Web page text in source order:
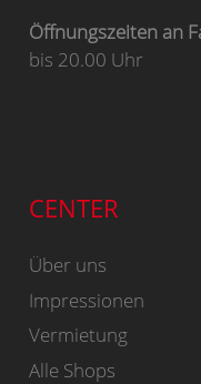
Öffnungszeiten an
bis 20.00 Uhr
CENTER
Über uns
Impressionen
Vermietung
Alle Shops